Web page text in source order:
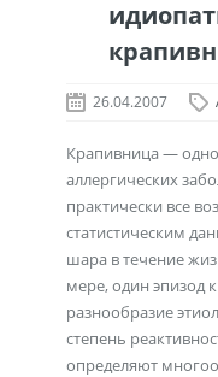
26.04.2007
Крапивница —
аллергических
практически все
статистическим
шара в течение
мере, один эпизод
разнообразие
степень
определяют